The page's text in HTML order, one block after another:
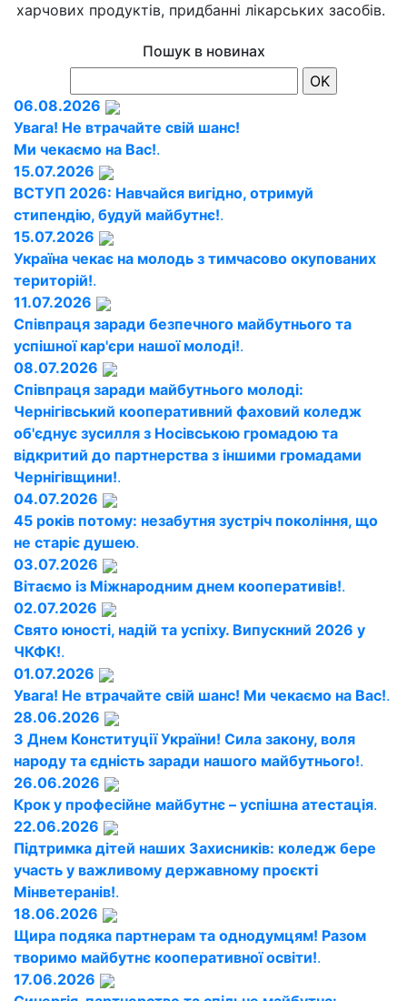
харчових продуктів, придбанні лікарських засобів.
Пошук в новинах
06.08.2026
Увага! Не втрачайте свій шанс!
Ми чекаємо на Вас!.
15.07.2026
ВСТУП 2026: Навчайся вигідно, отримуй
стипендію, будуй майбутнє!.
15.07.2026
Україна чекає на молодь з тимчасово окупованих
територій!.
11.07.2026
Співпраця заради безпечного майбутнього та
успішної кар'єри нашої молоді!.
08.07.2026
Співпраця заради майбутнього молоді:
Чернігівський кооперативний фаховий коледж
об'єднує зусилля з Носівською громадою та
відкритий до партнерства з іншими громадами
Чернігівщини!.
04.07.2026
45 років потому: незабутня зустріч покоління, що
не старіє душею.
03.07.2026
Вітаємо із Міжнародним днем кооперативів!.
02.07.2026
Свято юності, надій та успіху. Випускний 2026 у
ЧКФК!.
01.07.2026
Увага! Не втрачайте свій шанс! Ми чекаємо на Вас!.
28.06.2026
З Днем Конституції України! Сила закону, воля
народу та єдність заради нашого майбутнього!.
26.06.2026
Крок у професійне майбутнє – успішна атестація.
22.06.2026
Підтримка дітей наших Захисників: коледж бере
участь у важливому державному проєкті
Мінветеранів!.
18.06.2026
Щира подяка партнерам та однодумцям! Разом
творимо майбутнє кооперативної освіти!.
17.06.2026